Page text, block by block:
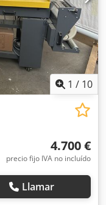
1 / 10
4.700 €
precio fijo IVA no incluído
Llamar